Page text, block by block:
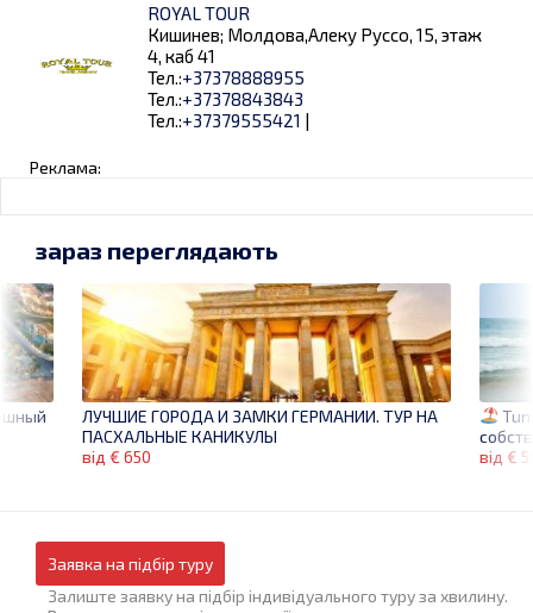
ROYAL TOUR
Кишинев; Молдова,Алеку Руссо, 15, этаж
4, каб 41
Тел.:+37378888955
Тел.:+37378843843
Тел.:+37379555421 |
Реклама:
від €
зараз переглядають
ЛУЧШИЕ ГОРОДА И ЗАМКИ ГЕРМАНИИ. ТУР НА
ПАСХАЛЬНЫЕ КАНИКУЛЫ
від € 650
Заявка на підбір туру
Залиште заявку на підбір індивідуального туру за хвилину.